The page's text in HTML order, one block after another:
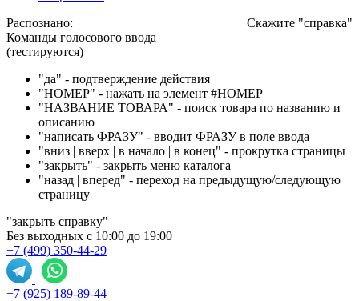
Распознано:
Скажите "справка"
Команды голосового ввода
(тестируются)
"да" - подтверждение действия
"НОМЕР" - нажать на элемент #НОМЕР
"НАЗВАНИЕ ТОВАРА" - поиск товара по названию и
описанию
"написать ФРАЗУ" - вводит ФРАЗУ в поле ввода
"вниз | вверх | в начало | в конец" - прокрутка страницы
"закрыть" - закрыть меню каталога
"назад | вперед" - переход на предыдущую/следующую
страницу
"закрыть справку"
Без выходных с 10:00 до 19:00
+7 (499) 350-44-29
+7 (925) 189-89-44